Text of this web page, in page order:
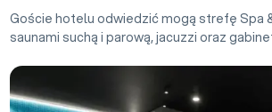
Goście hotelu odwiedzić mogą strefę Spa
saunami suchą i parową, jacuzzi oraz